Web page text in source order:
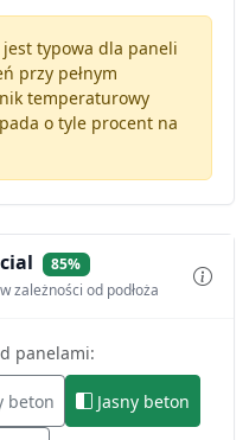
typowa dla paneli
przy pełnym
temperaturowy
o tyle procent na
85%
zależności od podłoża
panelami:
beton Jasny beton